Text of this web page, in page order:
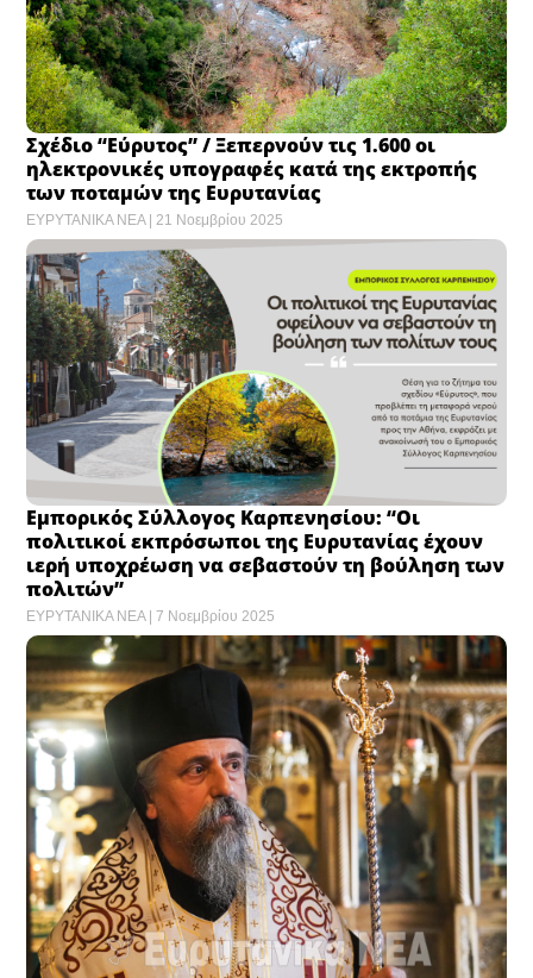
Σχέδιο “Εύρυτος” / Ξεπερνούν τις 1.600 οι
ηλεκτρονικές υπογραφές κατά της εκτροπής
των ποταμών της Ευρυτανίας
ΕΥΡΥΤΑΝΙΚΑ ΝΕΑ 21 Νοεμβρίου 2025
Εμπορικός Σύλλογος Καρπενησίου: “Οι
πολιτικοί εκπρόσωποι της Ευρυτανίας έχουν
ιερή υποχρέωση να σεβαστούν τη βούληση των
πολιτών”
ΕΥΡΥΤΑΝΙΚΑ ΝΕΑ 7 Νοεμβρίου 2025